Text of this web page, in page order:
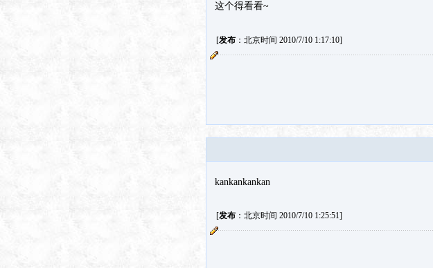
这个得看看~
[发布：北京时间 2010/7/10 1:17:10]
kankankankan
[发布：北京时间 2010/7/10 1:25:51]